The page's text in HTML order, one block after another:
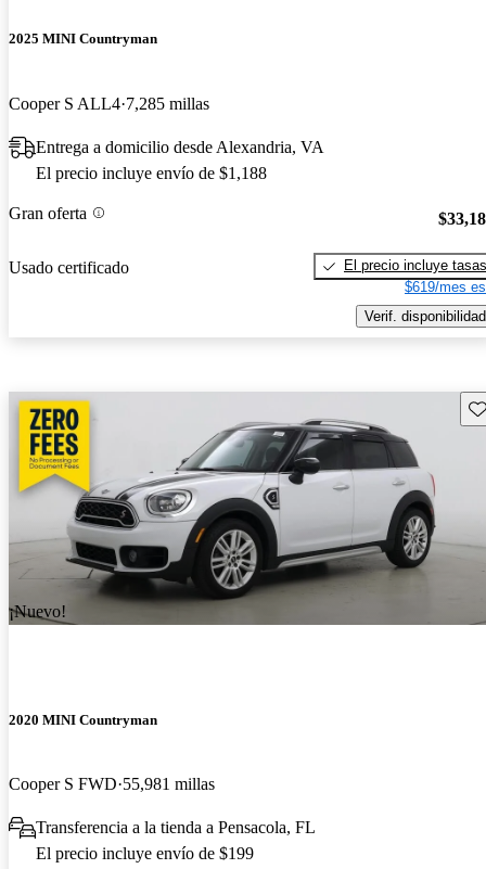
2025 MINI Countryman
Cooper S ALL4 7,285 millas
Entrega a domicilio desde Alexandria, VA
El precio incluye envío de $1,188
Gran oferta
Usado certificado
El precio incluye tasas
$619/mes
Verif. disponibilidad
¡Nuevo!
2020 MINI Countryman
Cooper S FWD 55,981 millas
Transferencia a la tienda a Pensacola, FL
El precio incluye envío de $199